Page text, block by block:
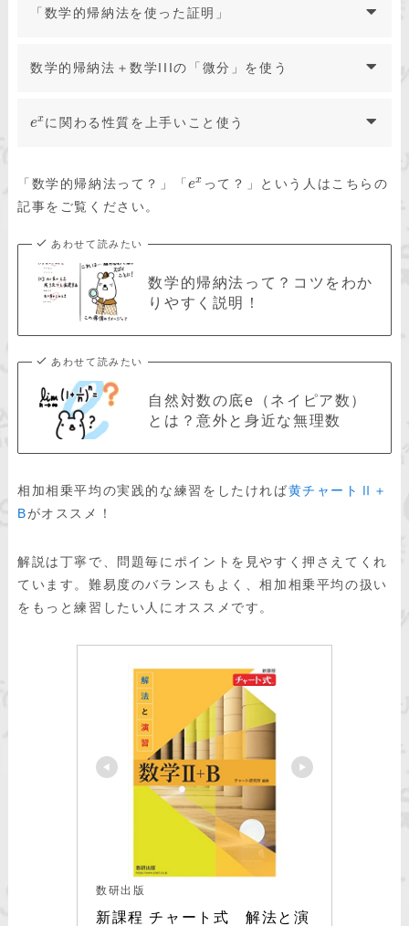
「数学的帰納法を使った証明」
数学的帰納法＋数学IIIの「微分」を使う
exに関わる性質を上手いこと使う
「数学的帰納法って？」「ex って？」という人はこちらの
記事をご覧ください。
あわせて読みたい
数学的帰納法って？コツをわか
りやすく説明！
あわせて読みたい
自然対数の底e（ネイピア数）
とは？意外と身近な無理数
相加相乗平均の実践的な練習をしたければ黄チャートⅡ＋
Bがオススメ！
解説は丁寧で、問題毎にポイントを見やすく押さえてくれ
ています。難易度のバランスもよく、相加相乗平均の扱い
をもっと練習したい人にオススメです。
数研出版
新課程 チャート式　解法と演